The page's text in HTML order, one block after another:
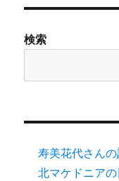
検索
寿美花代さん
北マケドニア